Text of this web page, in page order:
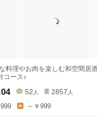
料理やお肉を楽しむ和空間居
コース♪
52 人 2857 人
～￥999